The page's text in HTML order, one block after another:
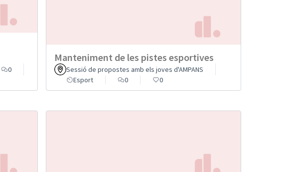
0
Manteniment de les pistes esportives
Sessió de propostes amb els joves d'AMPANS
Esport
0 0